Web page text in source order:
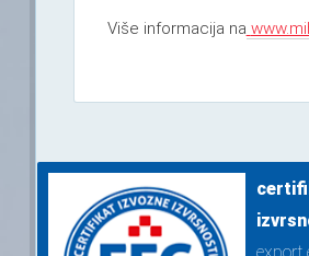
Više informacija na